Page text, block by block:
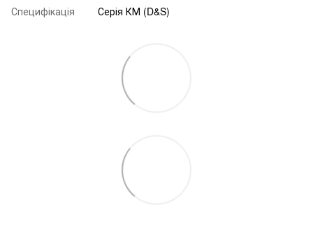
Специфікація
Серія КМ (D&S)